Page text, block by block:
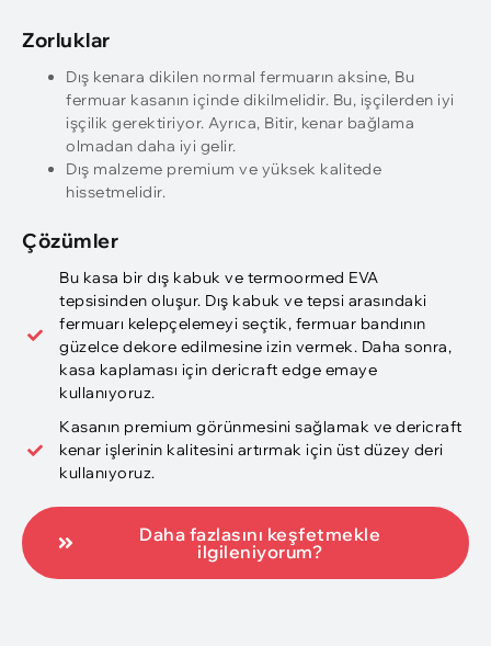
Zorluklar
Dış kenara dikilen normal fermuarın aksine, Bu
fermuar kasanın içinde dikilmelidir. Bu, işçilerden iyi
işçilik gerektiriyor. Ayrıca, Bitir, kenar bağlama
olmadan daha iyi gelir.
Dış malzeme premium ve yüksek kalitede
hissetmelidir.
Çözümler
Bu kasa bir dış kabuk ve termoormed EVA
tepsisinden oluşur. Dış kabuk ve tepsi arasındaki
fermuarı kelepçelemeyi seçtik, fermuar bandının
güzelce dekore edilmesine izin vermek. Daha sonra,
kasa kaplaması için dericraft edge emaye
kullanıyoruz.
Kasanın premium görünmesini sağlamak ve dericraft
kenar işlerinin kalitesini artırmak için üst düzey deri
kullanıyoruz.
Daha fazlasını keşfetmekle
ilgileniyorum?